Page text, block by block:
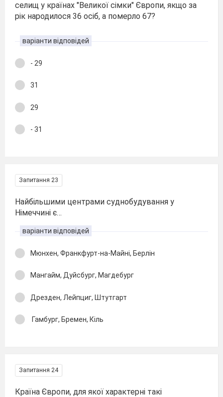
селищ у країнах "Великої сімки" Європи, якщо за
рік народилося 36 осіб, а померло 67?
варіанти відповідей
- 29
31
29
- 31
Запитання 23
Найбільшими центрами суднобудування у
Німеччині є…
варіанти відповідей
Мюнхен, Франкфурт-на-Майні, Берлін
Мангайм, Дуйсбург, Магдебург
Дрезден, Лейпциг, Штутгарт
Гамбург, Бремен, Кіль
Запитання 24
Країна Європи, для якої характерні такі